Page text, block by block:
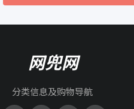
网兜网
分类信息及购物导航